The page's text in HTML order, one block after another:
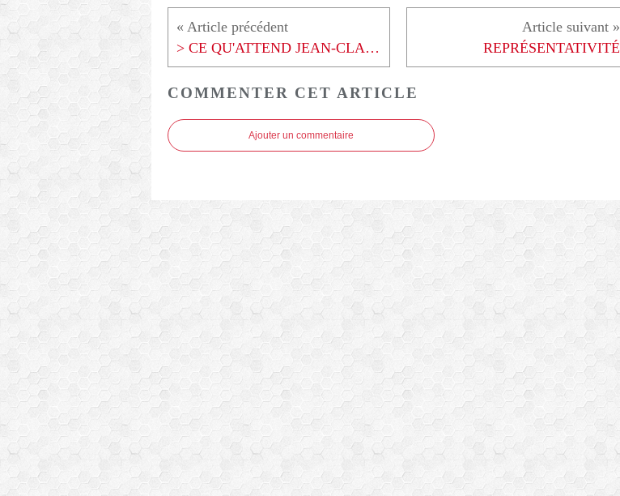
> CE QU'ATTEND JEAN-CLAUDE MAILLY DE HOLLANDE: «PAS DE PÉDAGOGIE, DU CONCRET!» - 290313 REPRÉSENTATIVITÉ
COMMENTER CET ARTICLE
Ajouter un commentaire